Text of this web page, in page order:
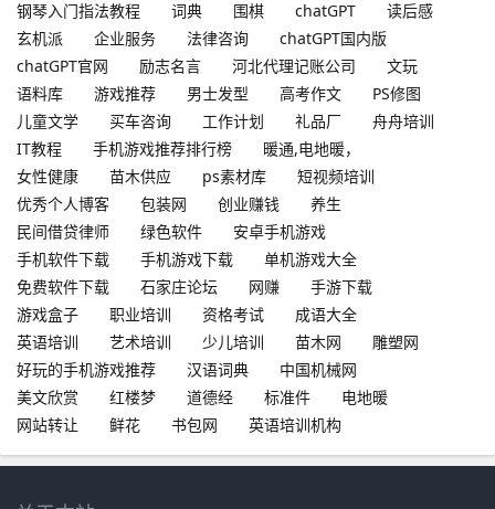
钢琴入门指法教程
词典 围棋 chatGPT
读后感
玄机派
企业服务 法律咨询
chatGPT国内版
chatGPT官网
励志名言 河北代理记账公司
文玩
语料库
游戏推荐 男士发型 高考作文
PS修图
儿童文学
买车咨询 工作计划 礼品厂
舟舟培训
IT教程
手机游戏推荐排行榜
暖通,电地暖，
女性健康
苗木供应 ps素材库
短视频培训
优秀个人博客
包装网 创业赚钱
养生
民间借贷律师
绿色软件
安卓手机游戏
手机软件下载
手机游戏下载
单机游戏大全
免费软件下载
石家庄论坛 网赚
手游下载
游戏盒子
职业培训 资格考试
成语大全
英语培训
艺术培训 少儿培训 苗木网
雕塑网
好玩的手机游戏推荐
汉语词典
中国机械网
美文欣赏
红楼梦 道德经 标准件
电地暖
网站转让
鲜花 书包网 英语培训机构